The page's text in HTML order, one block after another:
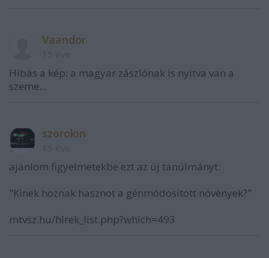
Vaandor
Hibás a kép: a magyar zászlónak is nyitva van a
szeme...
szorokin
ajánlom figyelmetekbe ezt az új tanúlmányt:
"Kinek hoznak hasznot a génmódosított növények?"
mtvsz.hu/hirek_list.php?which=493